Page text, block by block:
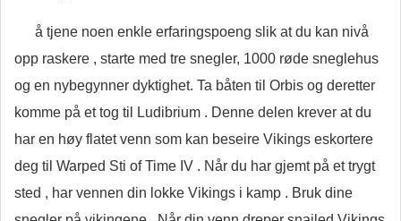
å tjene noen enkle erfaringspoeng slik at du kan nivå
opp raskere , starte med tre snegler, 1000 røde sneglehus
og en nybegynner dyktighet. Ta båten til Orbis og deretter
komme på et tog til Ludibrium . Denne delen krever at du
har en høy flatet venn som kan beseire Vikings eskortere
deg til Warped Sti of Time IV . Når du har gjemt på et trygt
sted , har vennen din lokke Vikings i kamp . Bruk dine